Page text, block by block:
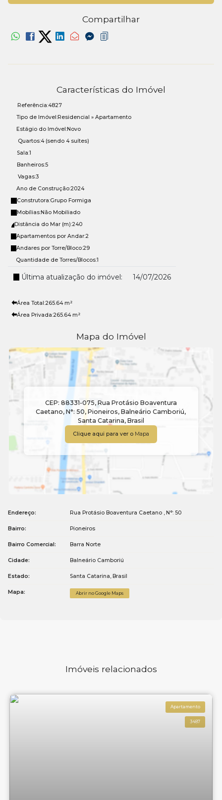
Compartilhar
Características do Imóvel
Referência:4827
Tipo de Imóvel:Residencial » Apartamento
Estágio do Imóvel:Novo
Quartos:4 (sendo 4 suítes)
Sala:1
Banheiros:5
Vagas:3
Ano de Construção:2024
Construtora:Grupo Formiga
Mobílias:Não Mobiliado
Distância do Mar (m):240
Apartamentos por Andar:2
Andares por Torre/Bloco:29
Quantidade de Torres/Blocos:1
Última atualização do imóvel: 14/07/2026
Área Total:265.64m²
Área Privada:265.64m²
Mapa do Imóvel
CEP: 88331-075, Rua Protásio Boaventura
Caetano,N°: 50,Pioneiros,Balneário Camboriú,
Santa Catarina, Brasil
Clique aqui para ver o Mapa
Endereço: Rua Protásio Boaventura Caetano , N°: 50
Bairro: Pioneiros
Bairro Comercial: Barra Norte
Cidade: Balneário Camboriú
Estado: Santa Catarina, Brasil
Mapa: Abrir no Google Maps
Imóveis relacionados
Apartamento
3487